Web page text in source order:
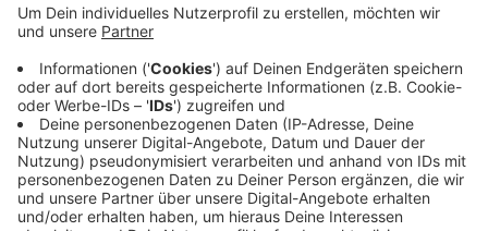
tödlichen Unfall gegeben.
Ein 60-Jähriger Mann soll in Ostbelgien auf der
Vorgängerautobahn zur A44 gegen 2 Uhr in der Nähe
von Eupen die Kontrolle über sein Lenkrad verloren
haben. Das Auto hat sich daraufhin mehrfach
überschlagen. Der Mann sei sofort tot gewesen.
Ob er unter Alkohol- oder Drogeneinfluss stand, ist